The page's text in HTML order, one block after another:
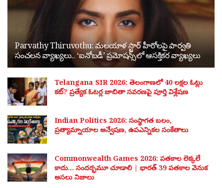
Parvathy Thiruvothu: మలయాళ స్టార్ హీరోలపై పార్వతి
సంచలన వ్యాఖ్యలు.. ‘ఐనోబడీ’ ప్రమోషన్స్‌లో ఆసక్తికర వ్యాఖ్యలు
Telangana SIR 2026: తెలంగాణలో 40 లక్షల ఓట్లు
కట్? ప్రత్యేక ఓటర్ల జాబితా సవరణపై పూర్తి విశ్లేషణ
Indian Politics 2026: సంస్థాగత బలం,
ప్రత్యామ్నాయాల అన్వేషణ, ఉపఎన్నికల సంకేతాలు
Commonwealth Games 2026: పతకాల లెక్కలే
కాదు… సందర్భమూ చూడాలి | భారత్ 39 పతకాల వెనుక
అసలు నిజాలు